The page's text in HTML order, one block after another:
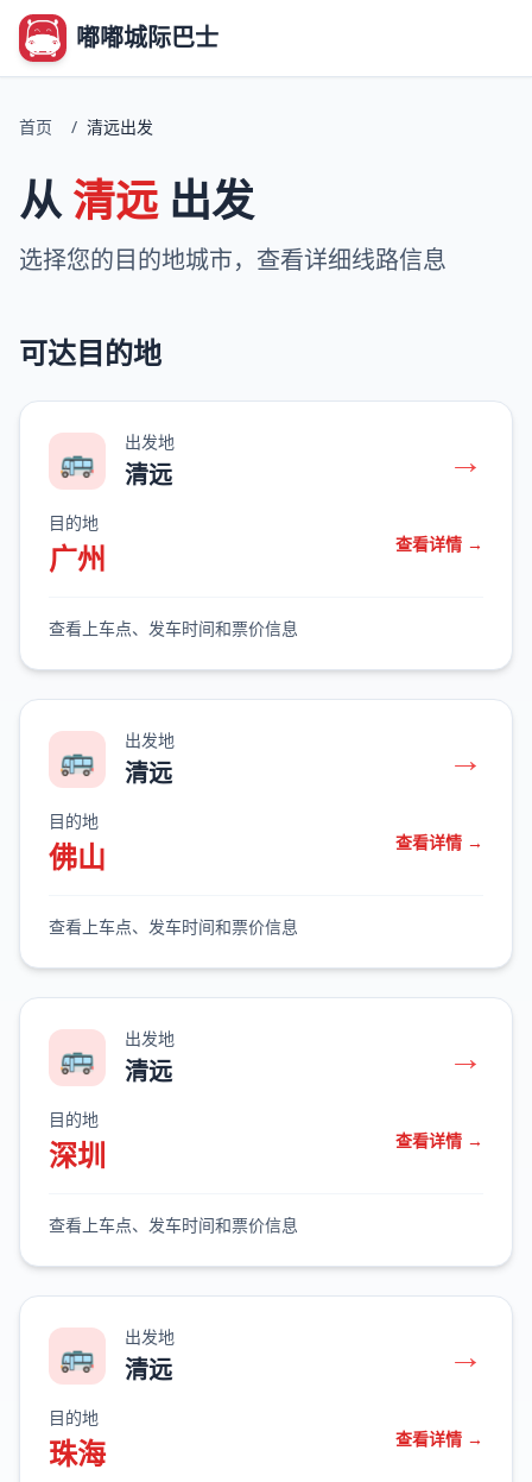
嘟嘟城际巴士
首页 / 清远出发
从清远出发
选择您的目的地城市，查看详细线路信息
可达目的地
🚌 出发地
清远 →
目的地
广州 查看详情 →
查看上车点、发车时间和票价信息
🚌 出发地
清远 →
目的地
佛山 查看详情 →
查看上车点、发车时间和票价信息
🚌 出发地
清远 →
目的地
深圳 查看详情 →
查看上车点、发车时间和票价信息
🚌 出发地
清远 →
目的地
珠海 查看详情 →